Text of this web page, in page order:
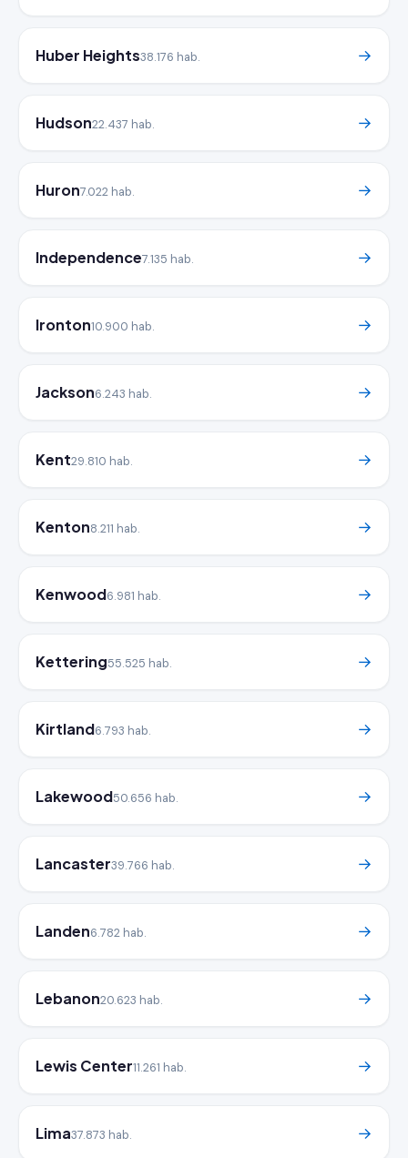
Huber Heights38.176 hab. →
Hudson22.437 hab. →
Huron7.022 hab. →
Independence7.135 hab. →
Ironton10.900 hab. →
Jackson6.243 hab. →
Kent29.810 hab. →
Kenton8.211 hab. →
Kenwood6.981 hab. →
Kettering55.525 hab. →
Kirtland6.793 hab. →
Lakewood50.656 hab. →
Lancaster39.766 hab. →
Landen6.782 hab. →
Lebanon20.623 hab. →
Lewis Center11.261 hab. →
Lima37.873 hab. →